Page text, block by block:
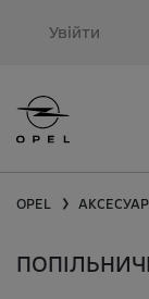
Увійти
OPEL ❯